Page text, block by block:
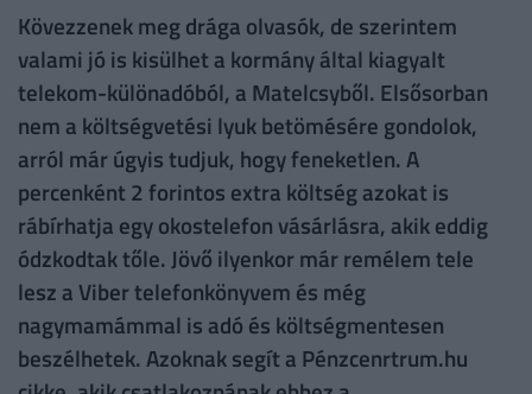
Kövezzenek meg drága olvasók, de szerintem
valami jó is kisülhet a kormány által kiagyalt
telekom-különadóból, a Matelcsyből. Elsősorban
nem a költségvetési lyuk betömésére gondolok,
arról már úgyis tudjuk, hogy feneketlen. A
percenként 2 forintos extra költség azokat is
rábírhatja egy okostelefon vásárlásra, akik eddig
ódzkodtak tőle. Jövő ilyenkor már remélem tele
lesz a Viber telefonkönyvem és még
nagymamámmal is adó és költségmentesen
beszélhetek. Azoknak segít a Pénzcenrtrum.hu